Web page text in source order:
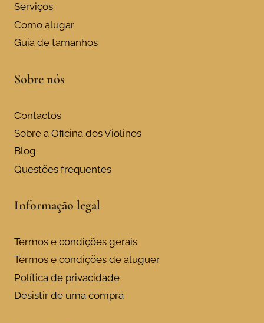
options
may
be
on
Serviços
Como alugar
Guia de tamanhos
Sobre nós
Contactos
Sobre a Oficina dos Violinos
Blog
Questões frequentes
Informação legal
Termos e condições gerais
Termos e condições de aluguer
Política de privacidade
Desistir de uma compra